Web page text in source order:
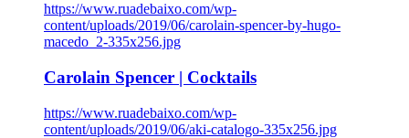
https://www.ruadebaixo.com/wp-
content/uploads/2019/06/carolain-spencer-by-hugo-
macedo_2-335x256.jpg
Carolain Spencer | Cocktails
https://www.ruadebaixo.com/wp-
content/uploads/2019/06/aki-catalogo-335x256.jpg